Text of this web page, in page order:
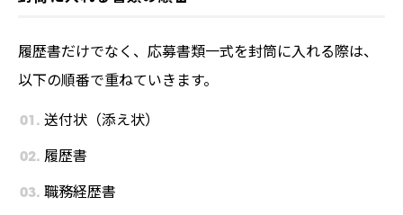
履歴書だけでなく、応募書類一式を封筒に入れる際は、
以下の順番で重ねていきます。
送付状（添え状）
履歴書
職務経歴書